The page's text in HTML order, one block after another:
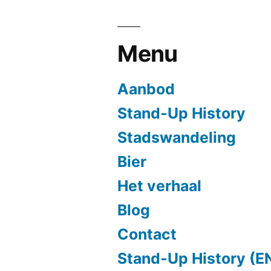
Menu
Aanbod
Stand-Up History
Stadswandeling
Bier
Het verhaal
Blog
Contact
Stand-Up History